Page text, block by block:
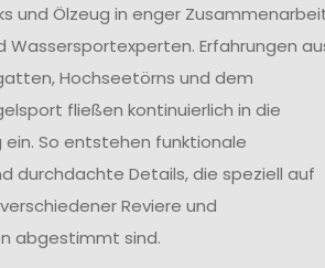
und Ölzeug in enger
Wassersportexperten. Erfahrungen
Hochseetörns und dem
fließen kontinuierlich in die
So entstehen funktionale
durchdachte Details, die speziell auf
Reviere und
abgestimmt sind.